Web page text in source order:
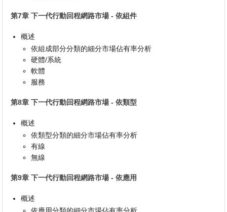
第7章 下一代行動回程網路市場 - 依組件
概述
依組成部分分類的細分市場佔有率分析
硬體/系統
軟體
服務
第8章 下一代行動回程網路市場 - 依類型
概述
依類型分類的細分市場佔有率分析
有線
無線
第9章 下一代行動回程網路市場 - 依應用
概述